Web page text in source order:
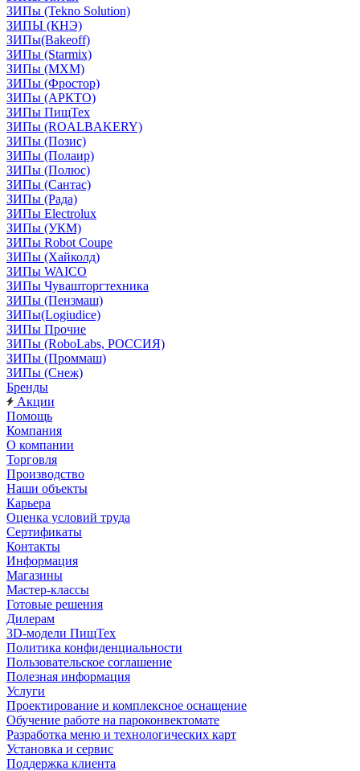
ЗИПы (Tekno Solution)
ЗИПЫ (КНЭ)
ЗИПы(Bakeoff)
ЗИПы (Starmix)
ЗИПы (МХМ)
ЗИПы (Фростор)
ЗИПы (АРКТО)
ЗИПы ПищТех
ЗИПы (ROALBAKERY)
ЗИПы (Позис)
ЗИПы (Полаир)
ЗИПы (Полюс)
ЗИПы (Сантас)
ЗИПы (Рада)
ЗИПы Electrolux
ЗИПы (УКМ)
ЗИПы Robot Coupe
ЗИПы (Хайколд)
ЗИПы WAICO
ЗИПы Чувашторгтехника
ЗИПы (Пензмаш)
ЗИПы(Logiudice)
ЗИПы Прочие
ЗИПы (RoboLabs, РОССИЯ)
ЗИПы (Проммаш)
ЗИПы (Снеж)
Бренды
Акции
Помощь
Компания
О компании
Торговля
Производство
Наши объекты
Карьера
Оценка условий труда
Сертификаты
Контакты
Информация
Магазины
Мастер-классы
Готовые решения
Дилерам
3D-модели ПищТех
Политика конфиденциальности
Пользовательское соглашение
Полезная информация
Услуги
Проектирование и комплексное оснащение
Обучение работе на пароконвектомате
Разработка меню и технологических карт
Установка и сервис
Поддержка клиента